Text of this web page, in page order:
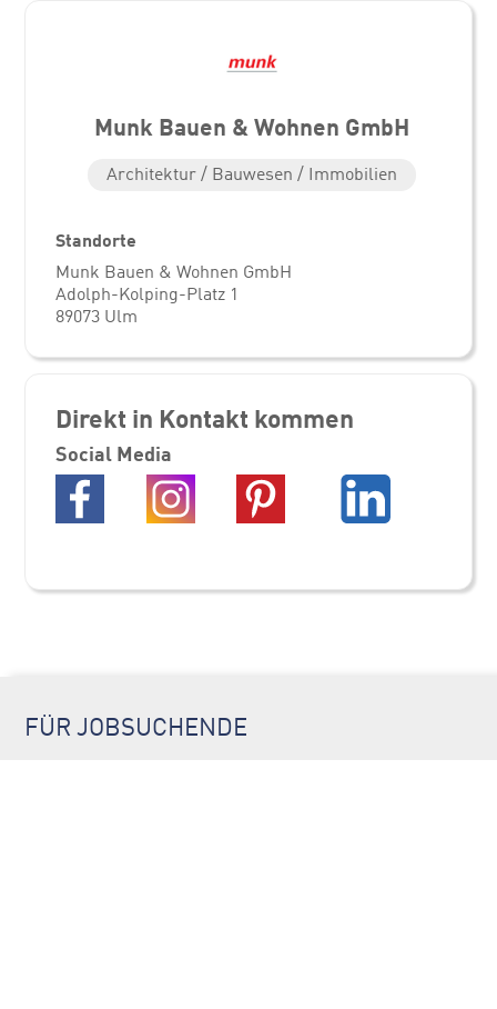
Munk Bauen & Wohnen GmbH
Architektur / Bauwesen / Immobilien
Standorte
Munk Bauen & Wohnen GmbH
Adolph-Kolping-Platz 1
89073 Ulm
Direkt in Kontakt kommen
Social Media
FÜR JOBSUCHENDE